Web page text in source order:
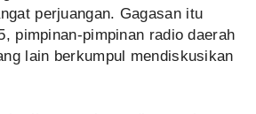
perjuangan. Gagasan itu
pimpinan-pimpinan radio daerah
lain berkumpul mendiskusikan